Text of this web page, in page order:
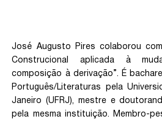
José Augusto Pires colaborou
Construcional aplicada à
composição à derivação”. É
Português/Literaturas pela
Janeiro (UFRJ), mestre e
pela mesma instituição. Membro-